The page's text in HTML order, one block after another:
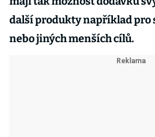
další produkty například pro
nebo jiných menších cílů.